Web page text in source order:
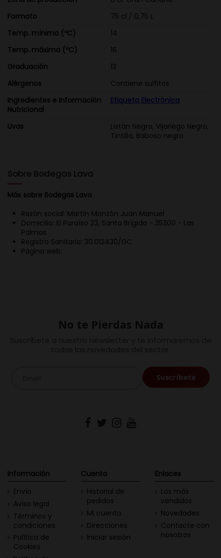
Formato
75 cl / 0,75 L
Temp. mínima (ºC)
14
Temp. máxima (ºC)
16
Graduación
13
Alérgenos
Contiene sulfitos
Ingredientes e Información
Nutricional
Etiqueta Electrónica
Uvas
Listán Negro, Vijariego Negro,
Tintilla, Baboso negro
Sobre Bodegas Lava
Más sobre Bodegas Lava
Razón social: Martín Monzón Juan Manuel
Domicilio: El Paraíso 23, Santa Brígida - 35300 - Las
Palmas
Registro Sanitario: 30.012430/GC
Página web:
No te Pierdas Nada
Información
Envío
Aviso legal
Términos y
condiciones
Política de
Cookies
Cuenta
Historial de
pedidos
Mi cuenta
Direcciones
Iniciar sesión
Enlaces
Los más
vendidos
Novedades
Contacte con
nosotros